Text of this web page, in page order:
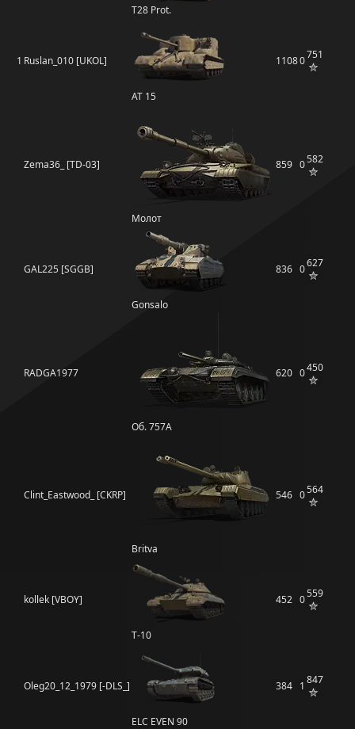
T28 Prot.
1 Ruslan_010 [UKOL]
AT 15
11080751
Zema36_ [TD-03]
Молот
859 0582
GAL225 [SGGB]
Gonsalo
836 0627
RADGA1977
Об. 757А
620 0450
Clint_Eastwood_ [CKRP]
Britva
546 0564
kollek [VBOY]
Т-10
452 0559
Oleg20_12_1979 [-DLS_]
ELC EVEN 90
384 1 847